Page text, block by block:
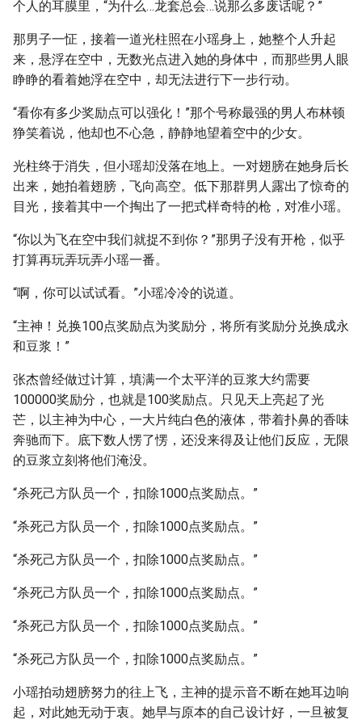
个人的耳膜里，“为什么…龙套总会…说那么多废话呢？”
那男子一怔，接着一道光柱照在小瑶身上，她整个人升起
来，悬浮在空中，无数光点进入她的身体中，而那些男人眼
睁睁的看着她浮在空中，却无法进行下一步行动。
“看你有多少奖励点可以强化！”那个号称最强的男人布林顿
狰笑着说，他却也不心急，静静地望着空中的少女。
光柱终于消失，但小瑶却没落在地上。一对翅膀在她身后长
出来，她拍着翅膀，飞向高空。低下那群男人露出了惊奇的
目光，接着其中一个掏出了一把式样奇特的枪，对准小瑶。
“你以为飞在空中我们就捉不到你？”那男子没有开枪，似乎
打算再玩弄玩弄小瑶一番。
“啊，你可以试试看。”小瑶冷冷的说道。
“主神！兑换100点奖励点为奖励分，将所有奖励分兑换成永
和豆浆！”
张杰曾经做过计算，填满一个太平洋的豆浆大约需要
100000奖励分，也就是100奖励点。只见天上亮起了光
芒，以主神为中心，一大片纯白色的液体，带着扑鼻的香味
奔驰而下。底下数人愣了愣，还没来得及让他们反应，无限
的豆浆立刻将他们淹没。
“杀死己方队员一个，扣除1000点奖励点。”
“杀死己方队员一个，扣除1000点奖励点。”
“杀死己方队员一个，扣除1000点奖励点。”
“杀死己方队员一个，扣除1000点奖励点。”
“杀死己方队员一个，扣除1000点奖励点。”
“杀死己方队员一个，扣除1000点奖励点。”
小瑶拍动翅膀努力的往上飞，主神的提示音不断在她耳边响
起，对此她无动于衷。她早与原本的自己设计好，一旦被复